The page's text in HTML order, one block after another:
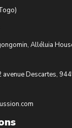
Alléluia
avenue Descartes,